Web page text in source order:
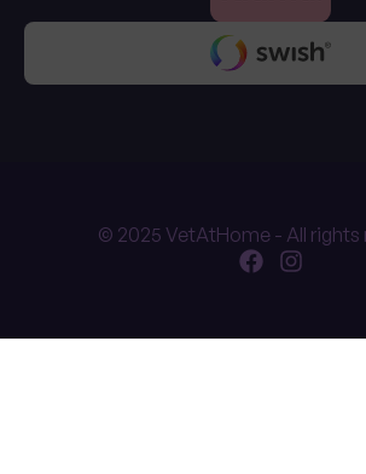
© 2025 VetAtHome - All rights